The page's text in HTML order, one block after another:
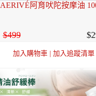
AERIVÉ阿育吠陀按摩油
499
加入購物車 | 加入追蹤清單